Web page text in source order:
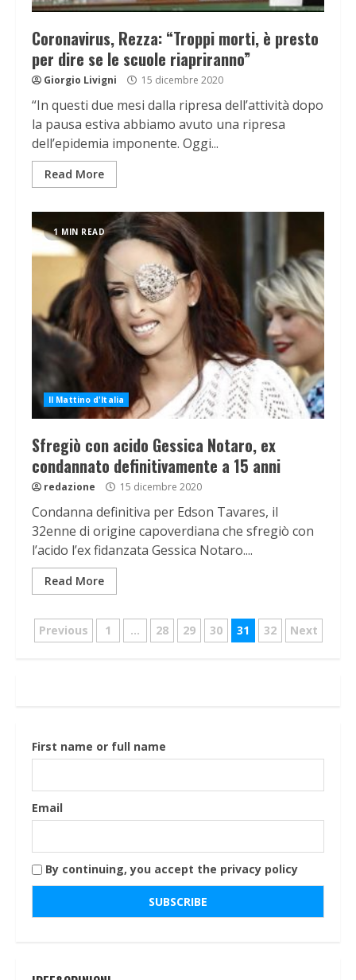
Coronavirus, Rezza: “Troppi morti, è presto
per dire se le scuole riapriranno”
Giorgio Livigni 15 dicembre 2020
“In questi due mesi dalla ripresa dell’attività dopo
la pausa estiva abbiamo avuto una ripresa
dell’epidemia imponente. Oggi...
Read More
1 MIN READ
Il Mattino d'Italia
Sfregiò con acido Gessica Notaro, ex
condannato definitivamente a 15 anni
redazione 15 dicembre 2020
Condanna definitiva per Edson Tavares, il
32enne di origine capoverdiana che sfregiò con
l’acido l’ex fidanzata Gessica Notaro....
Read More
Navigazione
Previous 1 … 28 29 30 31 32 Next
First name or full name
Email
By continuing, you accept the privacy policy